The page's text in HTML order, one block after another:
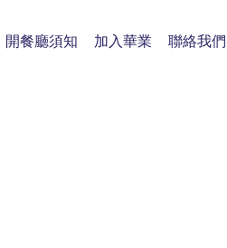
開餐廳須知 加入華業 聯絡我們